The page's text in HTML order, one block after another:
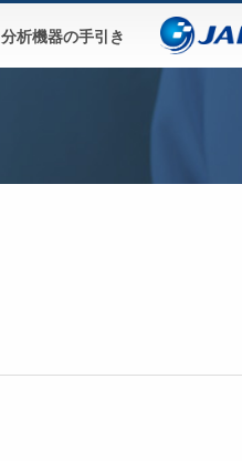
分析機器の手引き